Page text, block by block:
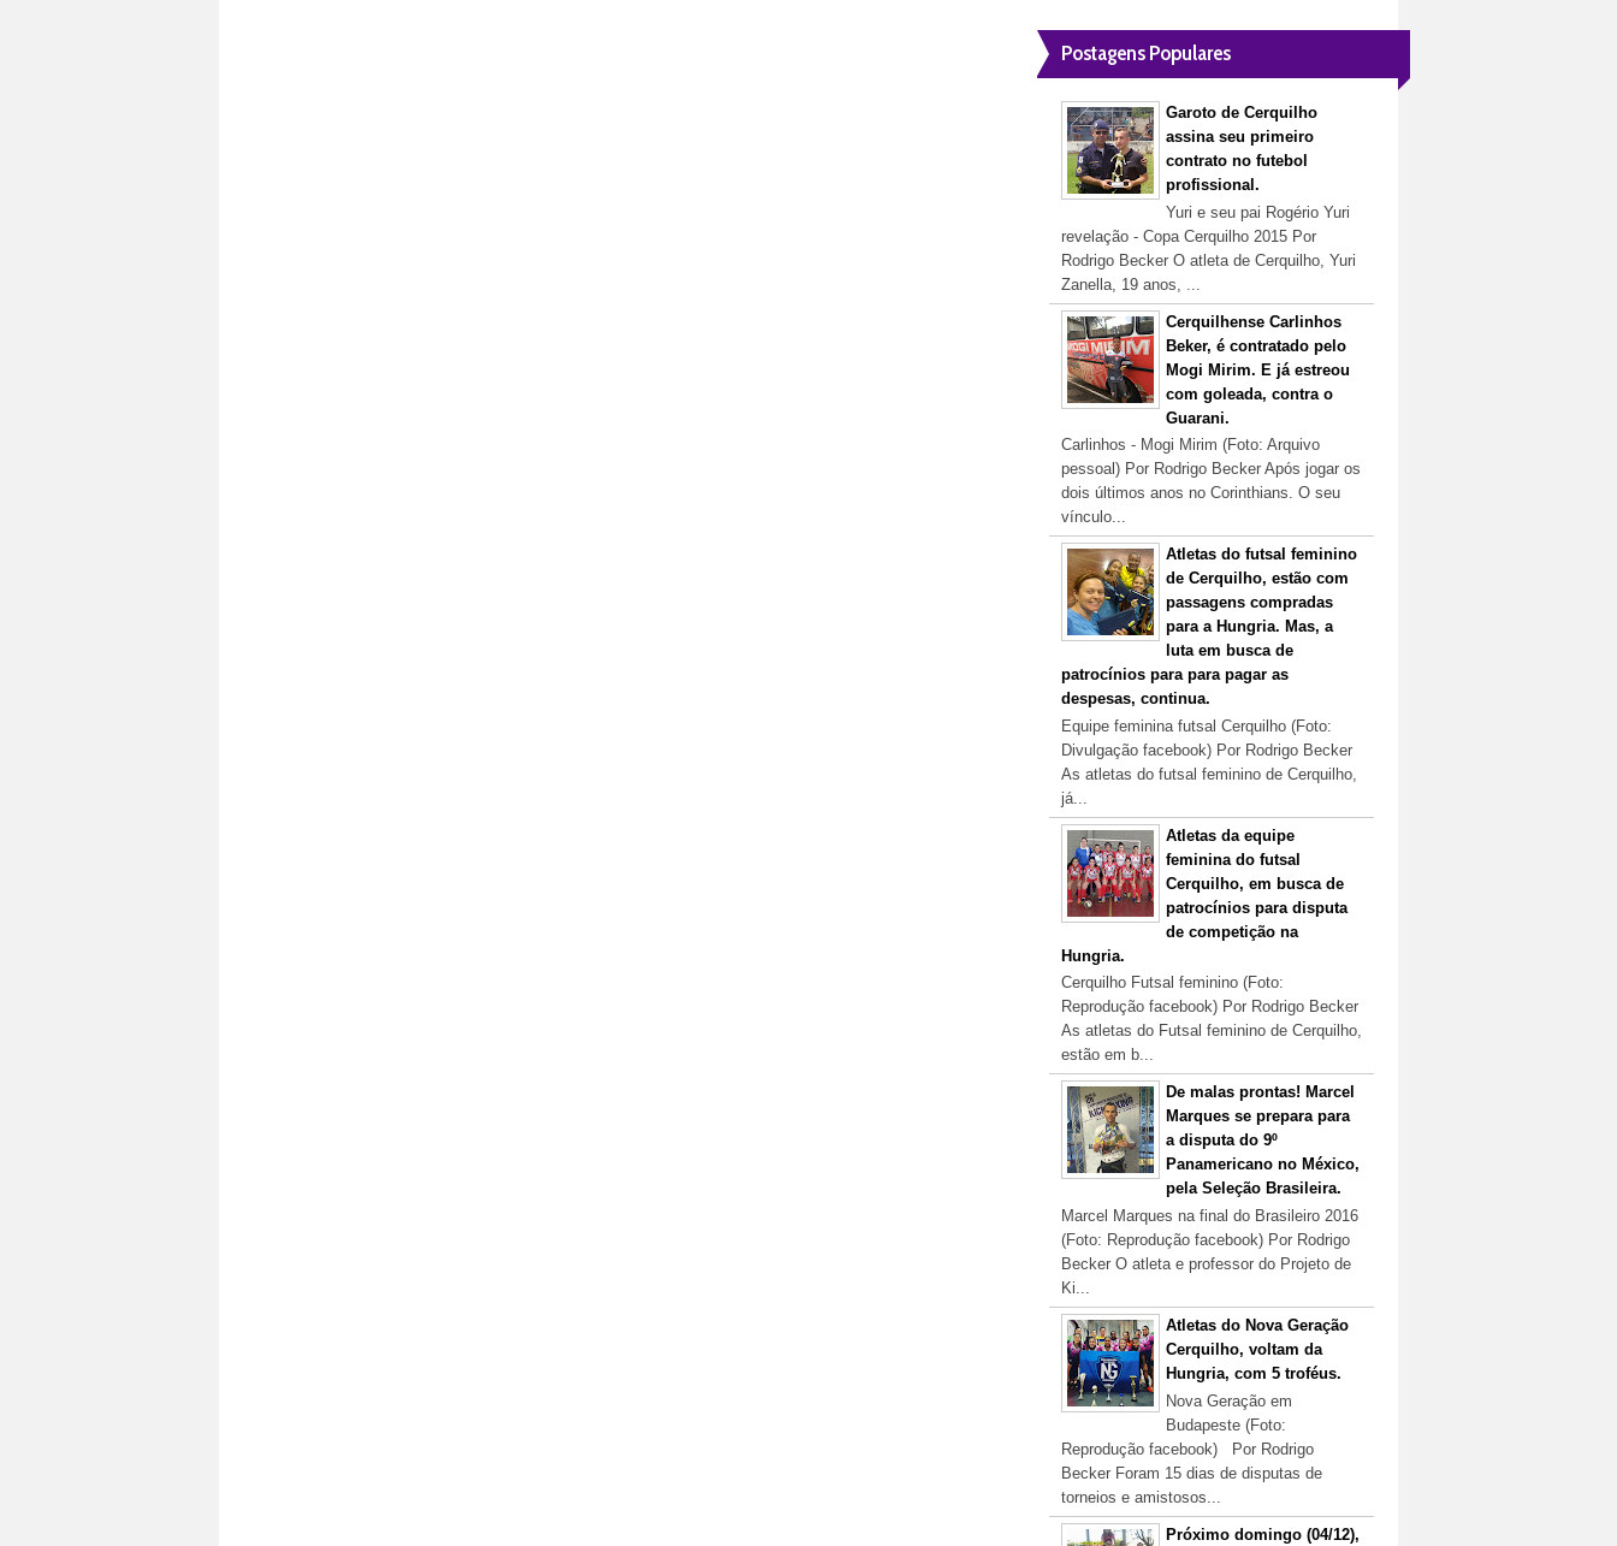
Postagens Populares
Garoto de Cerquilho
assina seu primeiro
contrato no futebol
profissional.
Yuri e seu pai Rogério Yuri
revelação - Copa Cerquilho 2015 Por
Rodrigo Becker O atleta de Cerquilho, Yuri
Zanella, 19 anos, ...
Cerquilhense Carlinhos
Beker, é contratado pelo
Mogi Mirim. E já estreou
com goleada, contra o
Guarani.
Carlinhos - Mogi Mirim (Foto: Arquivo
pessoal) Por Rodrigo Becker Após jogar os
dois últimos anos no Corinthians. O seu
vínculo...
Atletas do futsal feminino
de Cerquilho, estão com
passagens compradas
para a Hungria. Mas, a
luta em busca de
patrocínios para para pagar as
despesas, continua.
Equipe feminina futsal Cerquilho (Foto:
Divulgação facebook) Por Rodrigo Becker
As atletas do futsal feminino de Cerquilho,
já...
Atletas da equipe
feminina do futsal
Cerquilho, em busca de
patrocínios para disputa
de competição na
Hungria.
Cerquilho Futsal feminino (Foto:
Reprodução facebook) Por Rodrigo Becker
As atletas do Futsal feminino de Cerquilho,
estão em b...
De malas prontas! Marcel
Marques se prepara para
a disputa do 9º
Panamericano no México,
pela Seleção Brasileira.
Marcel Marques na final do Brasileiro 2016
(Foto: Reprodução facebook) Por Rodrigo
Becker O atleta e professor do Projeto de
Ki...
Atletas do Nova Geração
Cerquilho, voltam da
Hungria, com 5 troféus.
Nova Geração em
Budapeste (Foto:
Reprodução facebook) Por Rodrigo
Becker Foram 15 dias de disputas de
torneios e amistosos...
Próximo domingo (04/12),